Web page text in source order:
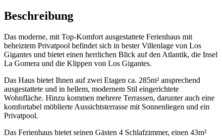
Beschreibung
Das moderne, mit Top-Komfort ausgestattete Ferienhaus mit
beheiztem Privatpool befindet sich in bester Villenlage von Los
Gigantes und bietet einen herrlichen Blick auf den Atlantik, die Insel
La Gomera und die Klippen von Los Gigantes.
Das Haus bietet Ihnen auf zwei Etagen ca. 285m² ansprechend
ausgestattete und in hellem, modernem Stil eingerichtete
Wohnfläche. Hinzu kommen mehrere Terrassen, darunter auch eine
komfortabel möblierte Aussichtsterrasse mit Sonnenliegen und ein
Privatpool.
Das Ferienhaus bietet seinen Gästen 4 Schlafzimmer, einen 43m²